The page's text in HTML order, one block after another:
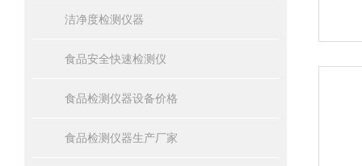
洁净度检测仪器
食品安全快速检测仪
食品检测仪器设备价格
食品检测仪器生产厂家